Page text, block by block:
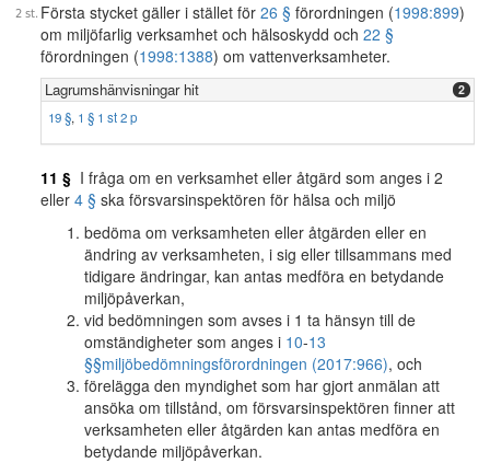
Första stycket gäller i stället för 26 § förordningen (1998:899)
om miljöfarlig verksamhet och hälsoskydd och 22 §
förordningen (1998:1388) om vattenverksamheter.
Lagrumshänvisningar hit 2
19 §, 1 § 1 st 2 p
11 § I fråga om en verksamhet eller åtgärd som anges i 2
eller 4 § ska försvarsinspektören för hälsa och miljö
bedöma om verksamheten eller åtgärden eller en
ändring av verksamheten, i sig eller tillsammans med
tidigare ändringar, kan antas medföra en betydande
miljöpåverkan,
vid bedömningen som avses i 1 ta hänsyn till de
omständigheter som anges i 10-13
§§miljöbedömningsförordningen (2017:966), och
förelägga den myndighet som har gjort anmälan att
ansöka om tillstånd, om försvarsinspektören finner att
verksamheten eller åtgärden kan antas medföra en
betydande miljöpåverkan.